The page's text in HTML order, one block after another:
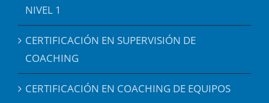
NIVEL 1
CERTIFICACIÓN EN SUPERVISIÓN DE
COACHING
CERTIFICACIÓN EN COACHING DE EQUIPOS